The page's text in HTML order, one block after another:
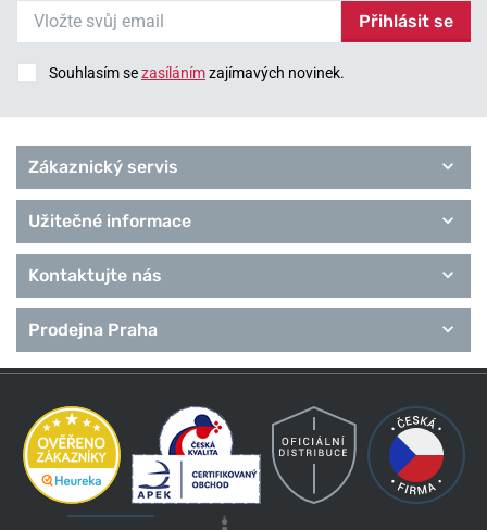
Přihlásit se
Souhlasím sezasílánímzajímavých novinek.
Zákaznický servis
Užitečné informace
Kontaktujte nás
Prodejna Praha